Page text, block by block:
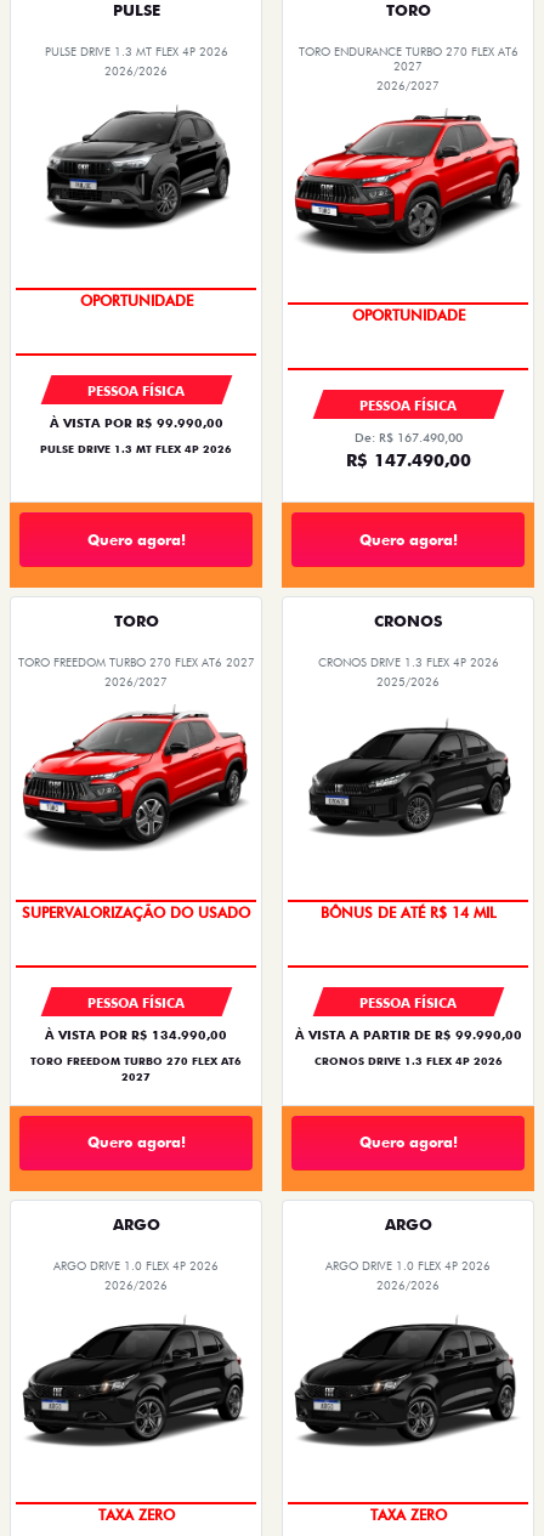
PULSE
PULSE DRIVE 1.3 MT FLEX 4P 2026
2026/2026
NOVA VERSÃO
PESSOA FÍSICA
À VISTA POR R$ 99.990,00
PULSE DRIVE 1.3 MT FLEX 4P 2026
Quero agora!
TORO
TORO ENDURANCE TURBO 270 FLEX AT6
2027
2026/2027
SUPERVALORIZAÇÃO DO USADO
PESSOA FÍSICA
De: R$ 167.490,00
R$ 147.490,00
Quero agora!
TORO
TORO FREEDOM TURBO 270 FLEX AT6 2027
2026/2027
OPORTUNIDADE
PESSOA FÍSICA
À VISTA POR R$ 134.990,00
TORO FREEDOM TURBO 270 FLEX AT6
2027
Quero agora!
CRONOS
CRONOS DRIVE 1.3 FLEX 4P 2026
2025/2026
SUPERVALORIZAÇÃO DO USADO
PESSOA FÍSICA
À VISTA A PARTIR DE R$ 99.990,00
CRONOS DRIVE 1.3 FLEX 4P 2026
Quero agora!
ARGO
ARGO DRIVE 1.0 FLEX 4P 2026
2026/2026
SAIA DE FIAT 0KM
ARGO
ARGO DRIVE 1.0 FLEX 4P 2026
2026/2026
SAIA DE FIAT 0KM